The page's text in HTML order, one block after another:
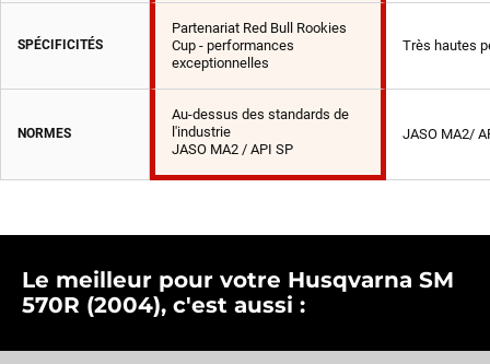
SPÉCIFICITÉS
Partenariat Red Bull Rookies
Cup - performances
exceptionnelles
Très hautes
NORMES
Au-dessus des standards de
l'industrie
JASO MA2 / API SP
JASO MA2/
Le meilleur pour votre Husqvarna SM
570R (2004), c'est aussi :